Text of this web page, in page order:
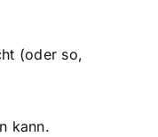
(oder so,
kann.